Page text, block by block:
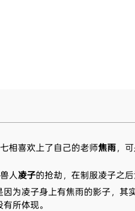
相喜欢上了自己的老师焦雨，
人凌子的抢劫，在制服凌子之
为凌子身上有焦雨的影子，其
所体现。